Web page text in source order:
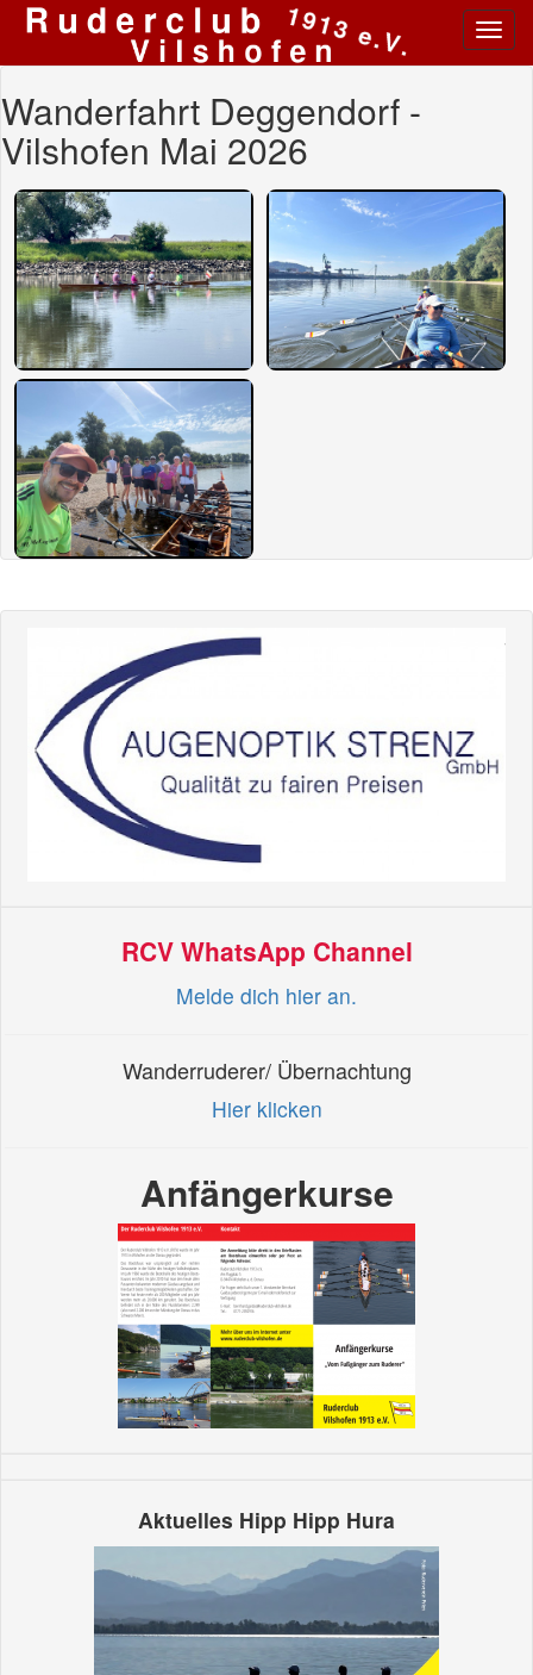
Wanderfahrt Deggendorf -
Vilshofen Mai 2026
RCV WhatsApp Channel
Melde dich hier an.
Wanderruderer/ Übernachtung
Hier klicken
Anfängerkurse
Aktuelles Hipp Hipp Hura